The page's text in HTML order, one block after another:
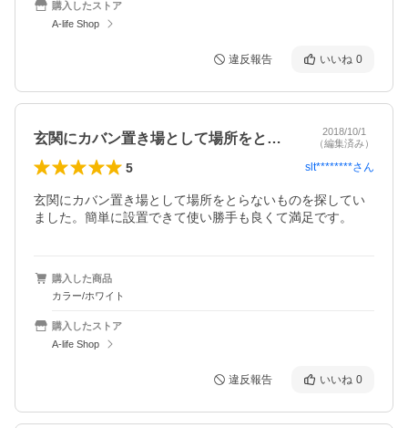
購入したストア
A-life Shop
違反報告 いいね 0
玄関にカバン置き場として場所をとらない…
2018/10/1
（編集済み）
5 slt********さん
玄関にカバン置き場として場所をとらないものを探してい
ました。簡単に設置できて使い勝手も良くて満足です。
購入した商品
カラー/ホワイト
購入したストア
A-life Shop
違反報告 いいね 0